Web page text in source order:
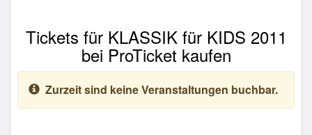
Tickets für KLASSIK für KIDS 2011
bei ProTicket kaufen
Zurzeit sind keine Veranstaltungen buchbar.